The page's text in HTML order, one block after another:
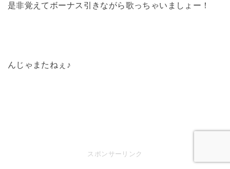
是非覚えてボーナス引きながら歌っちゃいましょー！
んじゃまたねぇ♪
スポンサーリンク